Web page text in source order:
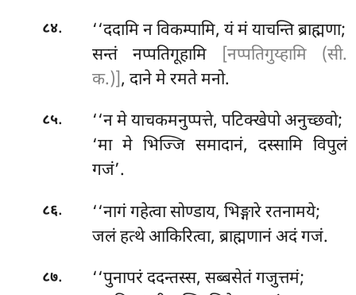
८४.
‘‘ददामि न विकम्पामि, यं मं याचन्ति ब्राह्मणा;
सन्तं नप्पतिगूहामि
[नप्पतिगुय्हामि (सी.
क.)], दाने मे रमते मनो.
८५.
‘‘न मे याचकमनुप्पत्ते, पटिक्खेपो अनुच्छवो;
‘मा मे भिज्जि समादानं, दस्सामि विपुलं
गजं’.
८६.
‘‘नागं गहेत्वा सोण्डाय, भिङ्गारे रतनामये;
जलं हत्थे आकिरित्वा, ब्राह्मणानं अदं गजं.
८७.
‘‘पुनापरं ददन्तस्स, सब्बसेतं गजुत्तमं;